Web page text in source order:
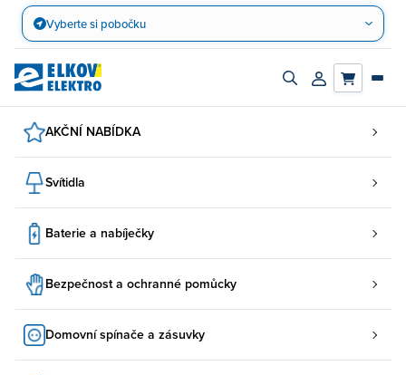
Přejít
obsah
Vyberte si pobočku
Zapnout/vypnout
Přihlásit/
AKČNÍ NABÍDKA
Svítidla
Baterie a nabíječky
Bezpečnost a ochranné pomůcky
Domovní spínače a zásuvky